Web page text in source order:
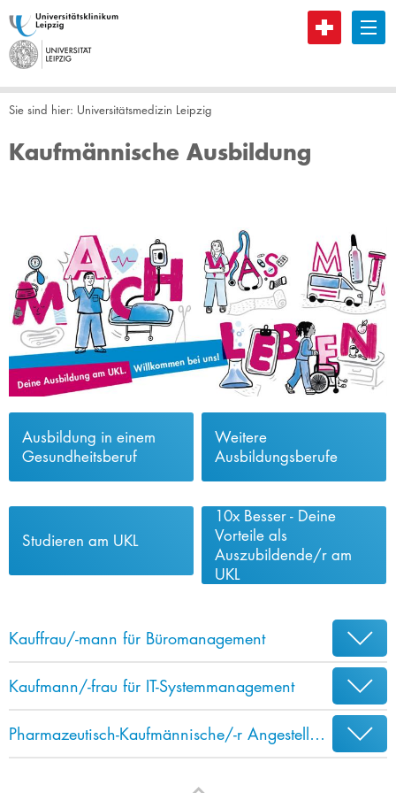
B
Sie sind hier: Universitätsmedizin Leipzig
Kaufmännische Ausbildung
Ausbildung in einem
Gesundheitsberuf
Weitere
Ausbildungsberufe
Studieren am UKL
10x Besser - Deine
Vorteile als
Auszubildende/r am
UKL
Kauffrau/-mann für Büromanagement
Kaufmann/-frau für IT-Systemmanagement
Pharmazeutisch-Kaufmännische/-r Angestellte/-r